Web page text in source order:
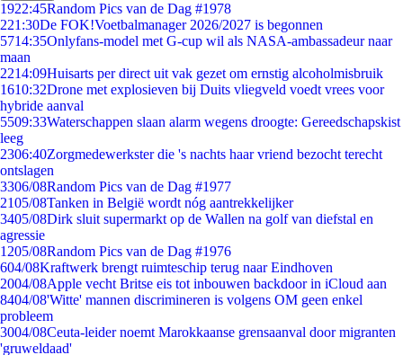
1922:45Random Pics van de Dag #1978
221:30De FOK!Voetbalmanager 2026/2027 is begonnen
5714:35Onlyfans-model met G-cup wil als NASA-ambassadeur naar
maan
2214:09Huisarts per direct uit vak gezet om ernstig alcoholmisbruik
1610:32Drone met explosieven bij Duits vliegveld voedt vrees voor
hybride aanval
5509:33Waterschappen slaan alarm wegens droogte: Gereedschapskist
leeg
2306:40Zorgmedewerkster die 's nachts haar vriend bezocht terecht
ontslagen
3306/08Random Pics van de Dag #1977
2105/08Tanken in België wordt nóg aantrekkelijker
3405/08Dirk sluit supermarkt op de Wallen na golf van diefstal en
agressie
1205/08Random Pics van de Dag #1976
604/08Kraftwerk brengt ruimteschip terug naar Eindhoven
2004/08Apple vecht Britse eis tot inbouwen backdoor in iCloud aan
8404/08'Witte' mannen discrimineren is volgens OM geen enkel
probleem
3004/08Ceuta-leider noemt Marokkaanse grensaanval door migranten
'gruweldaad'